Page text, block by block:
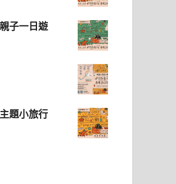
子一日遊
題小旅行